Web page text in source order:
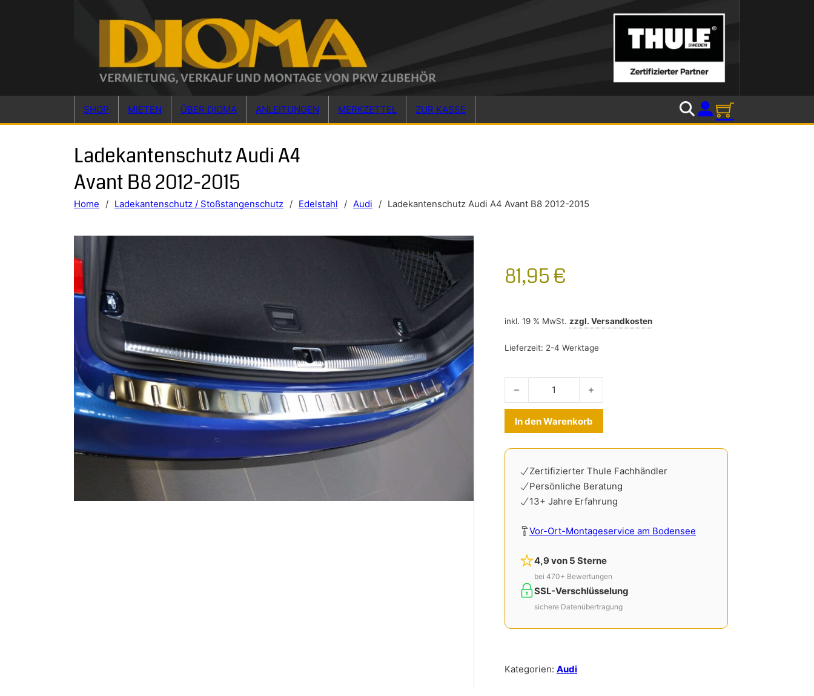
SHOP MIETEN ÜBER DIOMA ANLEITUNGEN MERKZETTEL ZUR KASSE
Ladekantenschutz Audi A4
Avant B8 2012-2015
Home / Ladekantenschutz / Stoßstangenschutz / Edelstahl / Audi / Ladekantenschutz Audi A4 Avant B8 2012-2015
81,95 €
inkl. 19 % MwSt. zzgl. Versandkosten
Lieferzeit: 2-4 Werktage
Ladekantenschutz Audi A4 Avant B8 2012-2015 Menge
In den Warenkorb
Zertifizierter Thule Fachhändler
Persönliche Beratung
13+ Jahre Erfahrung
Vor-Ort-Montageservice am Bodensee
4,9 von 5 Sterne
bei 470+ Bewertungen
SSL-Verschlüsselung
sichere Datenübertragung
Kategorien: Audi